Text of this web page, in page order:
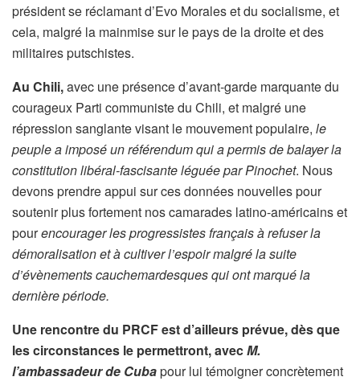
président se réclamant d’Evo Morales et du socialisme, et
cela, malgré la mainmise sur le pays de la droite et des
militaires putschistes.
Au Chili,avec une présence d’avant-garde marquante du
courageux Parti communiste du Chili, et malgré une
répression sanglante visant le mouvement populaire, le
peuple a imposé un référendum qui a permis de balayer la
constitution libéral-fascisante léguée par Pinochet. Nous
devons prendre appui sur ces données nouvelles pour
soutenir plus fortement nos camarades latino-américains et
pourencourager les progressistes français à refuser la
démoralisation et à cultiver l’espoir malgré la suite
d’évènements cauchemardesques qui ont marqué la
dernière période.
Une rencontre du PRCF est d’ailleurs prévue, dès que
les circonstances le permettront, avecM.
l’ambassadeur de Cubapour lui témoigner concrètement